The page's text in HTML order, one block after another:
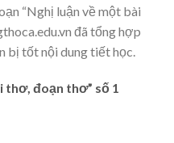
“Nghị luận về một bài
đã tổng hợp
bị tốt nội dung tiết học.
thơ, đoạn thơ” số 1